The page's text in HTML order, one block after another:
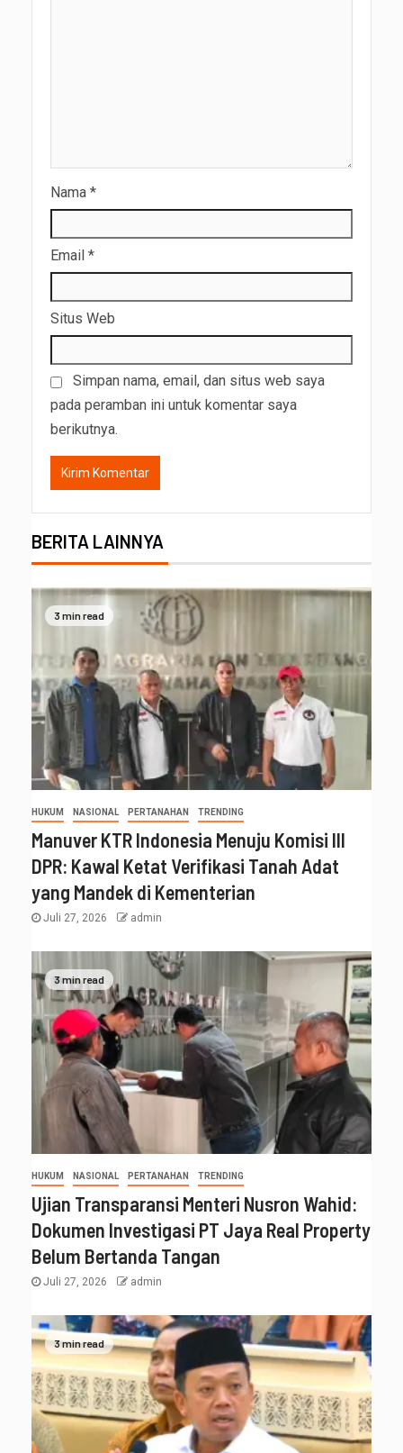
Nama *
Email *
Situs Web
Simpan nama, email, dan situs web saya
pada peramban ini untuk komentar saya
berikutnya.
BERITA LAINNYA
3 min read
HUKUM NASIONAL PERTANAHAN TRENDING
Manuver KTR Indonesia Menuju Komisi III
DPR: Kawal Ketat Verifikasi Tanah Adat
yang Mandek di Kementerian
Juli 27, 2026 admin
3 min read
HUKUM NASIONAL PERTANAHAN TRENDING
Ujian Transparansi Menteri Nusron Wahid:
Dokumen Investigasi PT Jaya Real Property
Belum Bertanda Tangan
Juli 27, 2026 admin
3 min read